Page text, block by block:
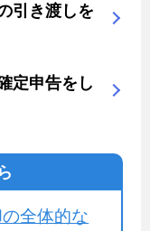
引き渡しを
定申告をし
全体的な